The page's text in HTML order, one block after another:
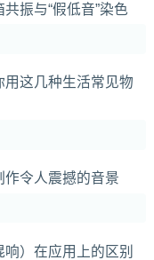
振与“假低音”染色
这几种生活常见物
令人震撼的音景
）在应用上的区别